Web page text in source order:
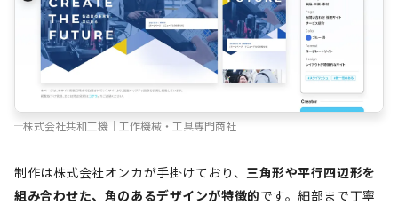
株式会社共和工機｜工作機械・工具専門商社
制作は株式会社オンカが手掛けており、 三角形や平行四辺形を
組み合わせた、角のあるデザインが特徴的です。細部まで丁寧